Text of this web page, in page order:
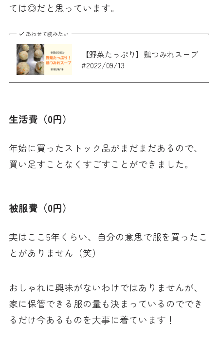
ては◎だと思っています。
あわせて読みたい
【野菜たっぷり】鶏つみれスープ
#2022/09/13
生活費（0円）
年始に買ったストック品がまだまだあるので、
買い足すことなくすごすことができました。
被服費（0円）
実はここ5年くらい、自分の意思で服を買ったこ
とがありません（笑）
おしゃれに興味がないわけではありませんが、
家に保管できる服の量も決まっているのででき
るだけ今あるものを大事に着ています！